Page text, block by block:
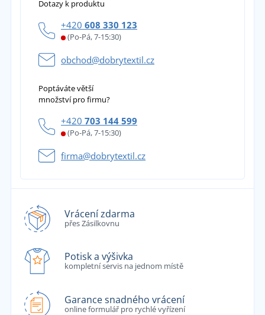
Dotazy k produktu
+420 608 330 123
(Po-Pá, 7-15:30)
obchod@dobrytextil.cz
Poptáváte větší
množství pro firmu?
+420 703 144 599
(Po-Pá, 7-15:30)
firma@dobrytextil.cz
Vrácení zdarma
přes Zásilkovnu
Potisk a výšivka
kompletní servis na jednom místě
Garance snadného vrácení
online formulář pro rychlé vyřízení